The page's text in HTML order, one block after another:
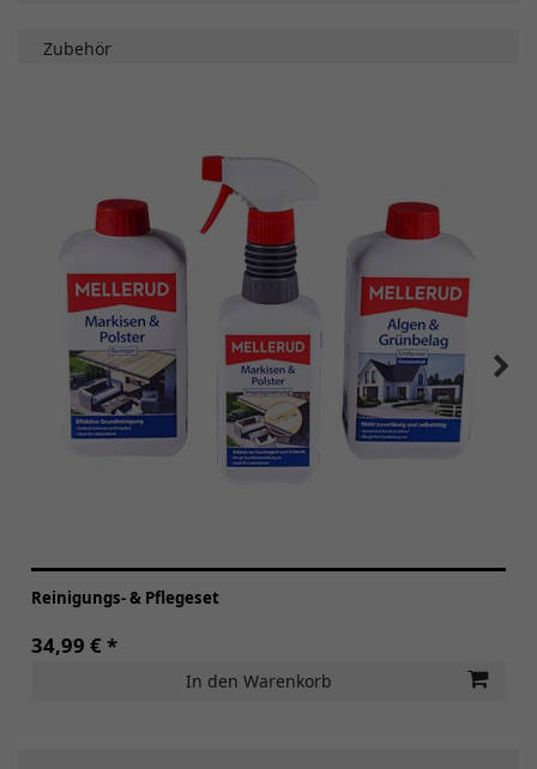
Zubehör
Reinigungs- & Pflegeset
34,99 € *
In den Warenkorb